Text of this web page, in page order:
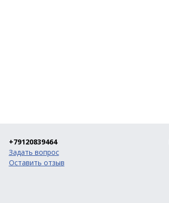
+79120839464
Задать вопрос
Оставить отзыв